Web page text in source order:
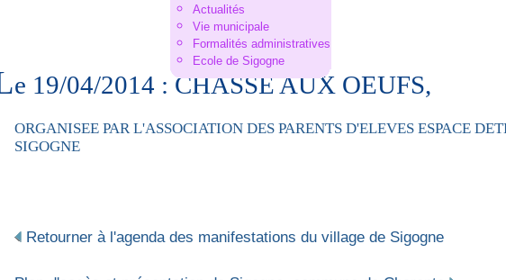
Actualités
Vie municipale
Formalités administratives
Ecole de Sigogne
e 19/04/2014 : CHASSE AUX OEUFS,
ORGANISEE PAR L'ASSOCIATION DES PARENTS D'ELEVES ESPACE
SIGOGNE
Retourner à l'agenda des manifestations du village de Sigogne